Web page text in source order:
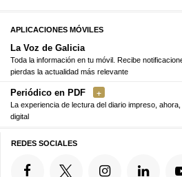
APLICACIONES MÓVILES
La Voz de Galicia
Toda la información en tu móvil. Recibe
pierdas la actualidad más relevante
Periódico en PDF
La experiencia de lectura del diario impreso,
digital
REDES SOCIALES